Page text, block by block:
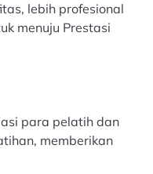
lebih profesional
menuju Prestasi
para pelatih dan
memberikan